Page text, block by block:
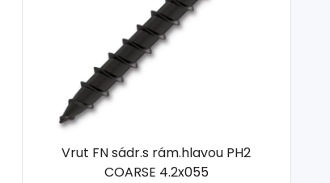
Vrut FN sádr.s rám.hlavou PH2
COARSE 4.2x055